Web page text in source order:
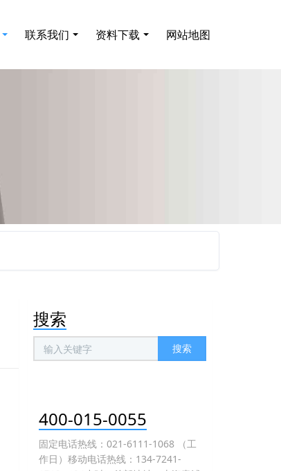
联系我们 资料下载 网站地图
搜索
搜索
400-015-0055
固定电话热线：021-6111-1068 （工
作日）移动电话热线：134-7241-